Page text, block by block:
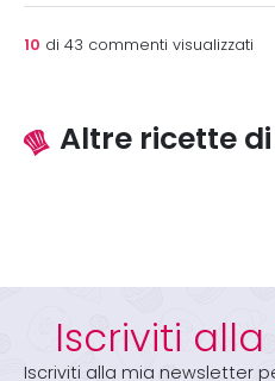
10 di 43 commenti visualizzati
Altre ricette
Iscriviti
Iscriviti alla mia newsletter